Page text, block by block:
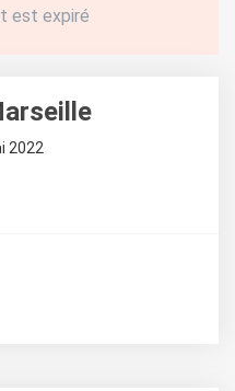
est expiré
2022